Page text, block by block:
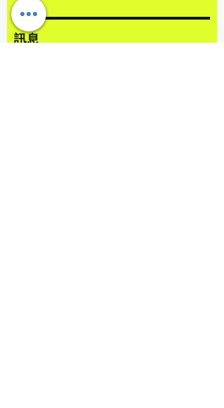
訊息